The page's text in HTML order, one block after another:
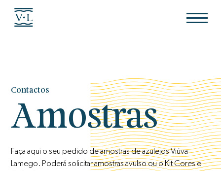
Contactos
Amostras
Faça aqui o seu pedido de amostras de azulejos Viúva
Lamego. Poderá solicitar amostras avulso ou o Kit Cores e